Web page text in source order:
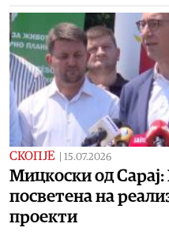
СКОПЈЕ 15.07.2026
Мицкоски од Сарај:
посветена на
проекти